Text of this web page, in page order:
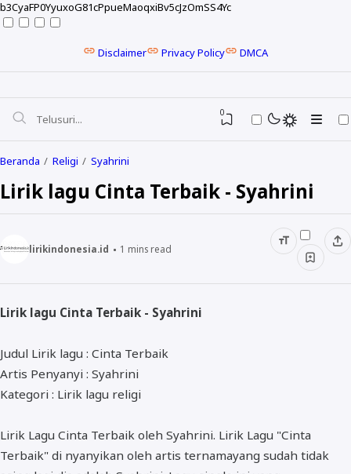
b3CyaFP0YyuxoG81cPpueMaoqxiBv5cJzOmSS4Yc
Disclaimer Privacy Policy DMCA
ALMANAR
RELIGI RAMADHAN
0
Beranda Religi Syahrini
Lirik lagu Cinta Terbaik - Syahrini
lirikindonesia.id 1 mins read
Lirik lagu Cinta Terbaik - Syahrini
Judul Lirik lagu : Cinta Terbaik
Artis Penyanyi : Syahrini
Kategori : Lirik lagu religi
Lirik Lagu Cinta Terbaik oleh Syahrini. Lirik Lagu "Cinta
Terbaik" di nyanyikan oleh artis ternamayang sudah tidak